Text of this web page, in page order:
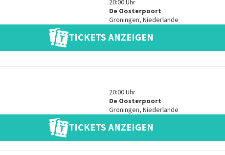
20:00Uhr
De Oosterpoort
Groningen, Niederlande
TICKETS ANZEIGEN
20:00Uhr
De Oosterpoort
Groningen, Niederlande
TICKETS ANZEIGEN